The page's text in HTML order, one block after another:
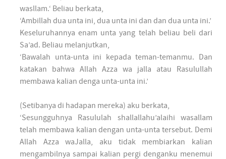
wasllam.‘ Beliau berkata,
‘Ambillah dua unta ini, dua unta ini dan dan dua unta ini.’
Keseluruhannya enam unta yang telah beliau beli dari
Sa’ad. Beliau melanjutkan,
‘Bawalah unta-unta ini kepada teman-temanmu. Dan
katakan bahwa Allah Azza wa jalla atau Rasulullah
membawa kalian denga unta-unta ini.’
(Setibanya di hadapan mereka) aku berkata,
‘Sesungguhnya Rasululah shallallahu’alaihi wasallam
telah membawa kalian dengan unta-unta tersebut. Demi
Allah Azza waJalla, aku tidak membiarkan kalian
mengambilnya sampai kalian pergi denganku menemui